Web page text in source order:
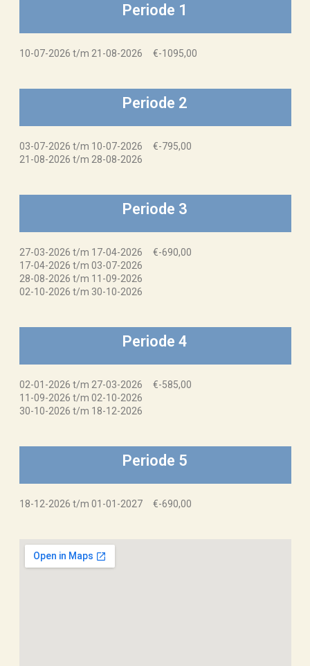
Periode 1
10-07-2026 t/m 21-08-2026 €-1095,00
Periode 2
03-07-2026 t/m 10-07-2026 €-795,00
21-08-2026 t/m 28-08-2026
Periode 3
27-03-2026 t/m 17-04-2026 €-690,00
17-04-2026 t/m 03-07-2026
28-08-2026 t/m 11-09-2026
02-10-2026 t/m 30-10-2026
Periode 4
02-01-2026 t/m 27-03-2026 €-585,00
11-09-2026 t/m 02-10-2026
30-10-2026 t/m 18-12-2026
Periode 5
18-12-2026 t/m 01-01-2027 €-690,00